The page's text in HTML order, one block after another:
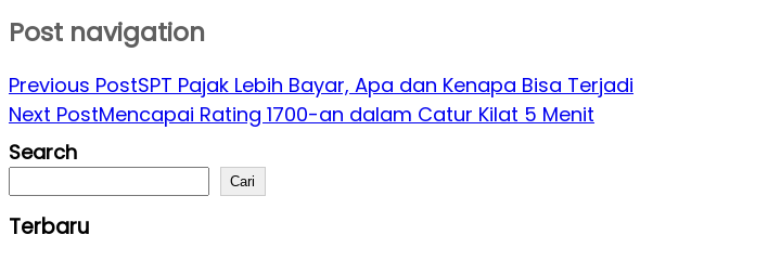
Post navigation
Previous PostSPT Pajak Lebih Bayar, Apa dan Kenapa Bisa Terjadi
Next PostMencapai Rating 1700-an dalam Catur Kilat 5 Menit
Search
Cari
Terbaru